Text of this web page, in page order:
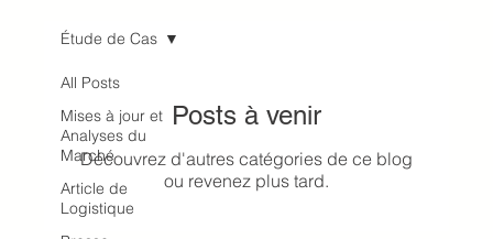
All Posts
Mises à jour et
Analyses du
Marché
Article de
Logistique
Étude de Cas
Posts à venir
Découvrez d'autres catégories de ce blog
ou revenez plus tard.